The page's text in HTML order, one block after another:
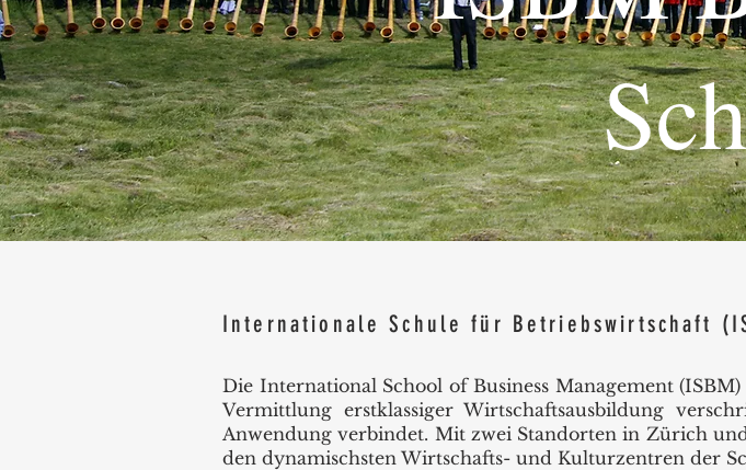
Internationale Schule für Betriebswirtschaft
Die International School of Business Management
Vermittlung erstklassiger Wirtschaftsausbildung
Anwendung verbindet. Mit zwei Standorten in Zürich
den dynamischsten Wirtschafts- und Kulturzentren der